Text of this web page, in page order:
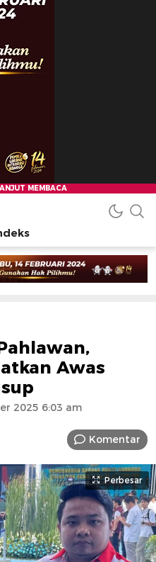
Awas
2025 6:03 am
Komentar
Perbesar